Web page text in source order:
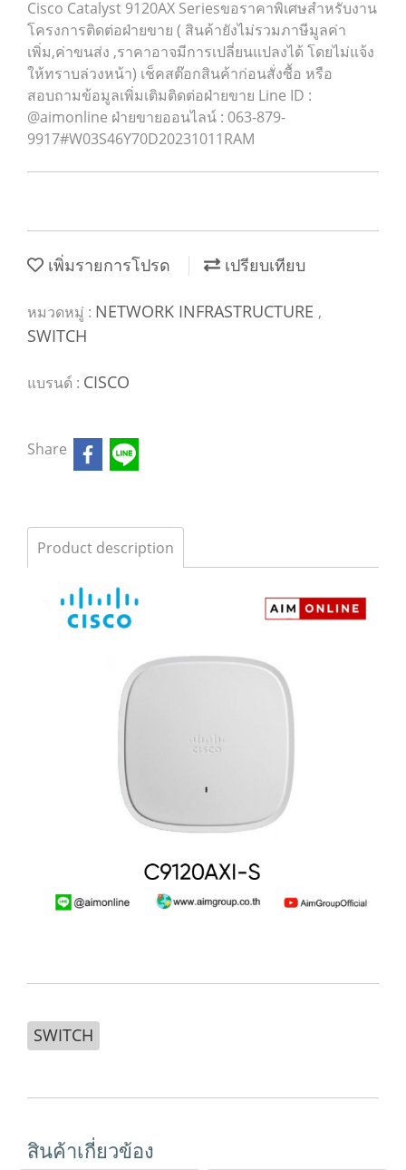
Cisco Catalyst 9120AX Seriesขอราคาพิเศษสำหรับงาน
โครงการติดต่อฝ่ายขาย ( สินค้ายังไม่รวมภาษีมูลค่า
เพิ่ม,ค่าขนส่ง ,ราคาอาจมีการเปลี่ยนแปลงได้ โดยไม่แจ้ง
ให้ทราบล่วงหน้า) เช็คสต๊อกสินค้าก่อนสั่งซื้อ หรือ
สอบถามข้อมูลเพิ่มเติมติดต่อฝ่ายขาย Line ID :
@aimonline ฝ่ายขายออนไลน์ : 063-879-
9917#W03S46Y70D20231011RAM
เพิ่มรายการโปรด เปรียบเทียบ
หมวดหมู่ : NETWORK INFRASTRUCTURE ,
SWITCH
แบรนด์ : CISCO
Share
Product description
SWITCH
สินค้าเกี่ยวข้อง